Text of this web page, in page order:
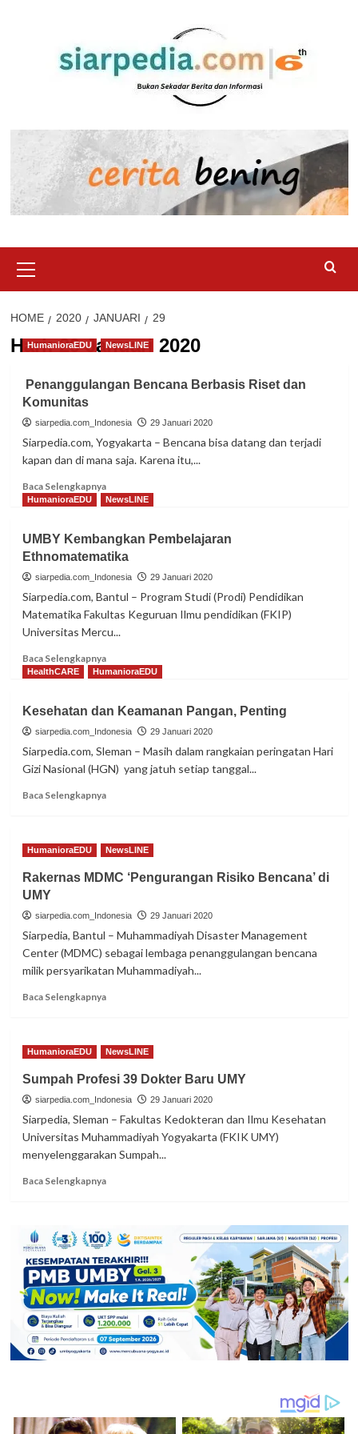
Menu
HOME 2020 JANUARI 29
Hari:29 Januari 2020
HumanioraEDU NewsLINE
Penanggulangan Bencana Berbasis Riset dan
Komunitas
siarpedia.com_Indonesia 29 Januari 2020
Siarpedia.com, Yogyakarta – Bencana bisa datang dan terjadi
kapan dan di mana saja. Karena itu,...
Baca SelengkapnyaRead
more
Bencana
Berbasis
Riset
HumanioraEDU NewsLINE
UMBY Kembangkan Pembelajaran
Ethnomatematika
siarpedia.com_Indonesia 29 Januari 2020
Siarpedia.com, Bantul – Program Studi (Prodi) Pendidikan
Matematika Fakultas Keguruan Ilmu pendidikan (FKIP)
Universitas Mercu...
Baca SelengkapnyaRead
more
Kembangkan
Pembelajaran
Ethnomatematika
HealthCARE HumanioraEDU
Kesehatan dan Keamanan Pangan, Penting
siarpedia.com_Indonesia 29 Januari 2020
Siarpedia.com, Sleman – Masih dalam rangkaian peringatan Hari
Gizi Nasional (HGN) yang jatuh setiap tanggal...
Baca SelengkapnyaRead
dan
Pangan,
HumanioraEDU NewsLINE
Rakernas MDMC ‘Pengurangan Risiko Bencana’ di
UMY
siarpedia.com_Indonesia 29 Januari 2020
Siarpedia, Bantul – Muhammadiyah Disaster Management
Center (MDMC) sebagai lembaga penanggulangan bencana
milik persyarikatan Muhammadiyah...
Baca SelengkapnyaRead
MDMC
Risiko
Bencana’
di
HumanioraEDU NewsLINE
Sumpah Profesi 39 Dokter Baru UMY
siarpedia.com_Indonesia 29 Januari 2020
Siarpedia, Sleman – Fakultas Kedokteran dan Ilmu Kesehatan
Universitas Muhammadiyah Yogyakarta (FKIK UMY)
menyelenggarakan Sumpah...
Baca SelengkapnyaRead
Profesi
39
Dokter
Baru
UMY